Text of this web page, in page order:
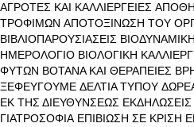
ΑΓΡΟΤΕΣ ΚΑΙ ΚΑΛΛΙΕΡΓΕΙΕΣ
ΤΡΟΦΙΜΩΝ ΑΠΟΤΟΞΙΝΩΣΗ ΤΟΥ
ΒΙΒΛΙΟΠΑΡΟΥΣΙΑΣΕΙΣ
ΗΜΕΡΟΛΟΓΙΟ ΒΙΟΛΟΓΙΚΗ
ΦΥΤΩΝ ΒΟΤΑΝΑ ΚΑΙ ΘΕΡΑΠΕΙΕΣ
ΞΕΦΕΥΓΟΥΜΕ ΔΕΛΤΙΑ ΤΥΠΟΥ
ΕΚ ΤΗΣ ΔΙΕΥΘΥΝΣΕΩΣ ΕΚΔΗΛΩΣΕΙΣ
ΓΙΑΤΡΟΣΟΦΙΑ ΕΠΙΒΙΩΣΗ ΣΕ ΚΡΙΣΗ